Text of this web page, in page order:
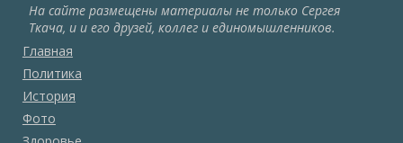
На сайте размещены материалы не только Сергея
Ткача, и и его друзей, коллег и единомышленников.
Главная
Политика
История
Фото